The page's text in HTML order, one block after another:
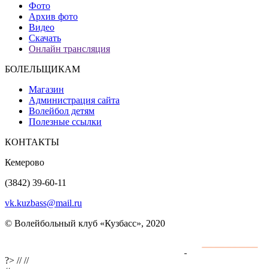
Фото
Архив фото
Видео
Скачать
Онлайн трансляция
БОЛЕЛЬЩИКАМ
Магазин
Администрация сайта
Волейбол детям
Полезные ссылки
КОНТАКТЫ
Кемерово
(3842) 39-60-11
vk.kuzbass@mail.ru
© Волейбольный клуб «Кузбасс», 2020
?> ////